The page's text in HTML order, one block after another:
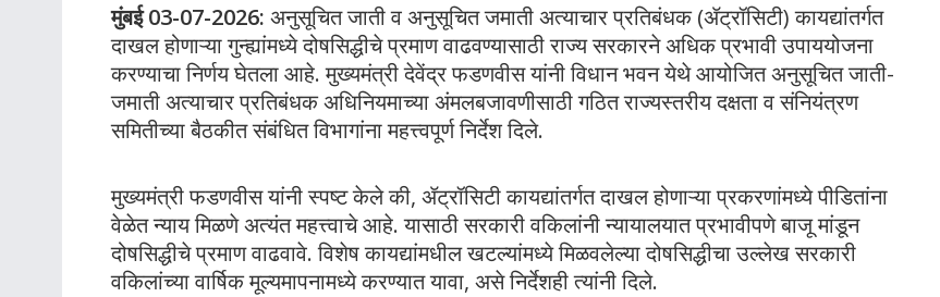
मुंबई 03-07-2026: अनुसूचित जाती व अनुसूचित जमाती अत्याचार प्रतिबंधक (ॲट्रॉसिटी) कायद्यांतर्गत
दाखल होणाऱ्या गुन्ह्यांमध्ये दोषसिद्धीचे प्रमाण वाढवण्यासाठी राज्य सरकारने अधिक प्रभावी उपाययोजना
करण्याचा निर्णय घेतला आहे. मुख्यमंत्री देवेंद्र फडणवीस यांनी विधान भवन येथे आयोजित अनुसूचित जाती-
जमाती अत्याचार प्रतिबंधक अधिनियमाच्या अंमलबजावणीसाठी गठित राज्यस्तरीय दक्षता व संनियंत्रण
समितीच्या बैठकीत संबंधित विभागांना महत्त्वपूर्ण निर्देश दिले.
मुख्यमंत्री फडणवीस यांनी स्पष्ट केले की, ॲट्रॉसिटी कायद्यांतर्गत दाखल होणाऱ्या प्रकरणांमध्ये पीडितांना
वेळेत न्याय मिळणे अत्यंत महत्त्वाचे आहे. यासाठी सरकारी वकिलांनी न्यायालयात प्रभावीपणे बाजू मांडून
दोषसिद्धीचे प्रमाण वाढवावे. विशेष कायद्यांमधील खटल्यांमध्ये मिळवलेल्या दोषसिद्धीचा उल्लेख सरकारी
वकिलांच्या वार्षिक मूल्यमापनामध्ये करण्यात यावा, असे निर्देशही त्यांनी दिले.